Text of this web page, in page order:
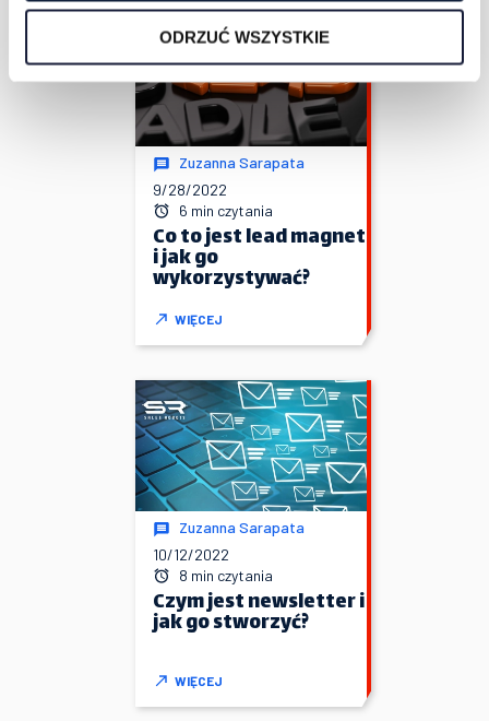
ODRZUĆ WSZYSTKIE
Zuzanna Sarapata
9/28/2022
6 min czytania
Co to jest lead magnet
i jak go
wykorzystywać?
WIĘCEJ
Zuzanna Sarapata
10/12/2022
8 min czytania
Czym jest newsletter i
jak go stworzyć?
WIĘCEJ